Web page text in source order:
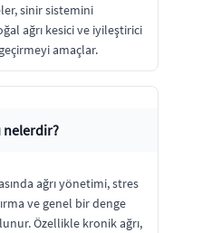
sinir sistemini
ağrı kesici ve iyileştirici
amaçlar.
nelerdir?
ağrı yönetimi, stres
ve genel bir denge
Özellikle kronik ağrı,